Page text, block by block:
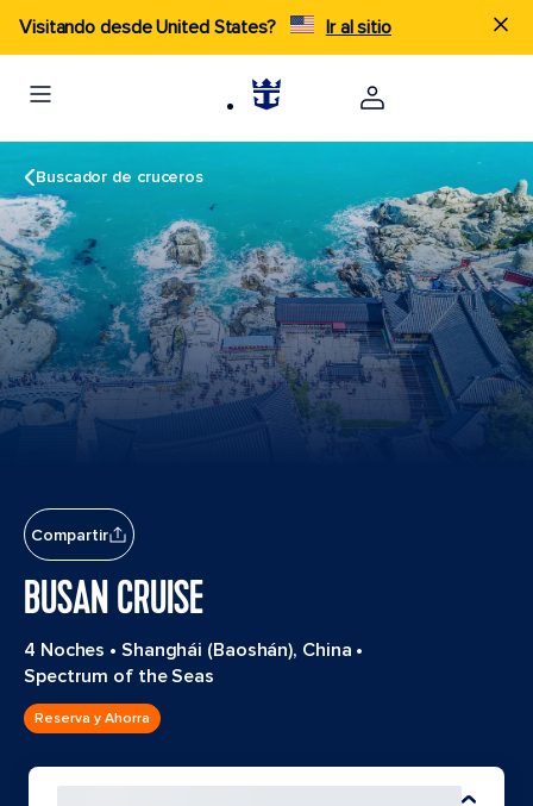
Visitando desde United States? Ir al sitio
Buscador de cruceros
Compartir
BUSAN CRUISE
4 Noches • Shanghái (Baoshán), China •
Spectrum of the Seas
Reserva y Ahorra